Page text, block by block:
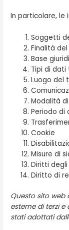
In particolare, le
Soggetti
Finalità
Base
Tipi di
Luogo del
Modalità
Periodo di
Cookie
Misure di
Diritti
Diritto di
Questo sito
esterne di terzi
stati adottati